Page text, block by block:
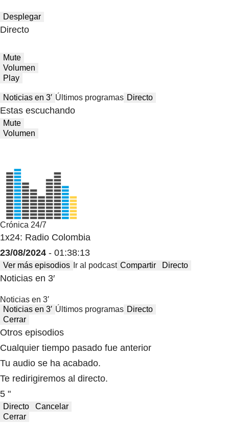
Desplegar
Directo
Mute
Volumen
Play
Noticias en 3′ Últimos programas Directo
Estas escuchando
Mute
Volumen
Crónica 24/7
1x24: Radio Colombia
23/08/2024 - 01:38:13
Ver más episodios Ir al podcast Compartir Directo
Noticias en 3′
Noticias en 3′
Noticias en 3′ Últimos programas Directo
Cerrar
Otros episodios
Cualquier tiempo pasado fue anterior
Tu audio se ha acabado.
Te redirigiremos al directo.
5 "
Directo
Cancelar
Cerrar